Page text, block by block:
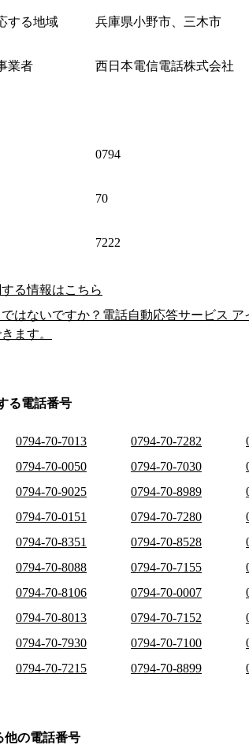
する地域 兵庫県小野市、三木市
業者 西日本電信電話株式会社
0794
70
7222
る情報はこちら
はないですか？電話自動応答サービス
ます。
る電話番号
0794-70-7013 0794-70-7282
0794-70-0050 0794-70-7030
0794-70-9025 0794-70-8989
0794-70-0151 0794-70-7280
0794-70-8351 0794-70-8528
0794-70-8088 0794-70-7155
0794-70-8106 0794-70-0007
0794-70-8013 0794-70-7152
0794-70-7930 0794-70-7100
0794-70-7215 0794-70-8899
他の電話番号